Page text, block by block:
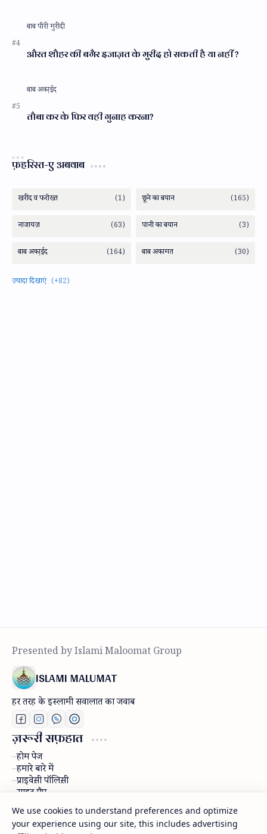
औरत शौहर की बगैर इजाज़त के मुरीद हो सकती है या नहीं ?
तौबा कर के फिर वही गुनाह करना?
फ़हरिस्त-ए अबवाब
ISLAMI MALUMAT
हर तरह के इस्लामी सवालात का जवाब
ज़रूरी सफ़हात
होम पेज
हमारे बारे में
प्राइवेस़ी पॉलिस़ी
साइट मैप
डिस्क्लेमर
राब्ता करें
We use cookies to understand preferences and optimize
your experience using our site, this includes advertising